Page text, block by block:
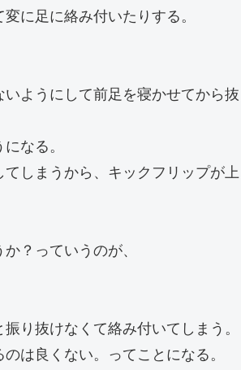
に足に絡み付いたりする。
ようにして前足を寝かせてから抜
なる。
しまうから、キックフリップが上
？っていうのが、
り抜けなくて絡み付いてしまう。
は良くない。ってことになる。